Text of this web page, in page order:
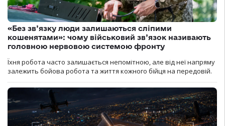
«Без зв’язку люди залишаються сліпими
кошенятами»: чому військовий зв’язок називають
головною нервовою системою фронту
Їхня робота часто залишається непомітною, але від неї напряму
залежить бойова робота та життя кожного бійця на передовій.